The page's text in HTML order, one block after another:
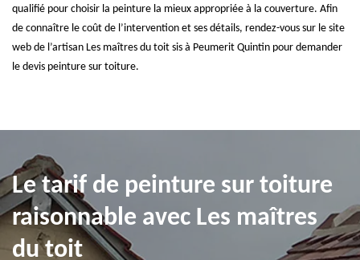
qualifié pour choisir la peinture la mieux appropriée à la couverture. Afin
de connaître le coût de l’intervention et ses détails, rendez-vous sur le site
web de l’artisan Les maîtres du toit sis à Peumerit Quintin pour demander
le devis peinture sur toiture.
Le tarif de peinture sur toiture
raisonnable avec Les maîtres
du toit